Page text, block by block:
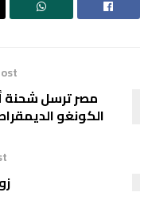
مصر ترسل شحنة
الكونغو